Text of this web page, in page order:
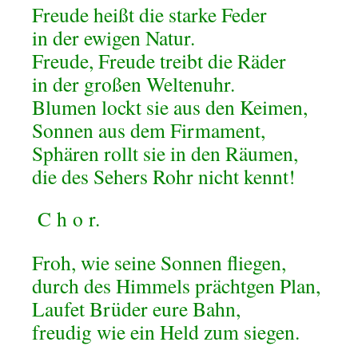
Freude heißt die starke Feder
in der ewigen Natur.
Freude, Freude treibt die Räder
in der großen Weltenuhr.
Blumen lockt sie aus den Keimen,
Sonnen aus dem Firmament,
Sphären rollt sie in den Räumen,
die des Sehers Rohr nicht kennt!
C h o r.
Froh, wie seine Sonnen fliegen,
durch des Himmels prächtgen Plan,
Laufet Brüder eure Bahn,
freudig wie ein Held zum siegen.